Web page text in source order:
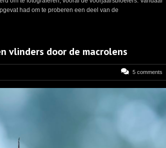
had om te proberen een deel van de
vlinders door de macrolens
5 comments